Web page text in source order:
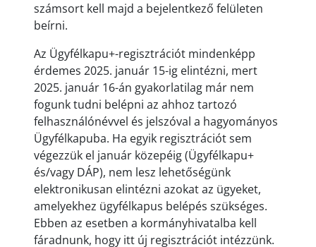
számsort kell majd a bejelentkező felületen
beírni.
Az Ügyfélkapu+-regisztrációt mindenképp
érdemes 2025. január 15-ig elintézni, mert
2025. január 16-án gyakorlatilag már nem
fogunk tudni belépni az ahhoz tartozó
felhasználónévvel és jelszóval a hagyományos
Ügyfélkapuba. Ha egyik regisztrációt sem
végezzük el január közepéig (Ügyfélkapu+
és/vagy DÁP), nem lesz lehetőségünk
elektronikusan elintézni azokat az ügyeket,
amelyekhez ügyfélkapus belépés szükséges.
Ebben az esetben a kormányhivatalba kell
fáradnunk, hogy itt új regisztrációt intézzünk.